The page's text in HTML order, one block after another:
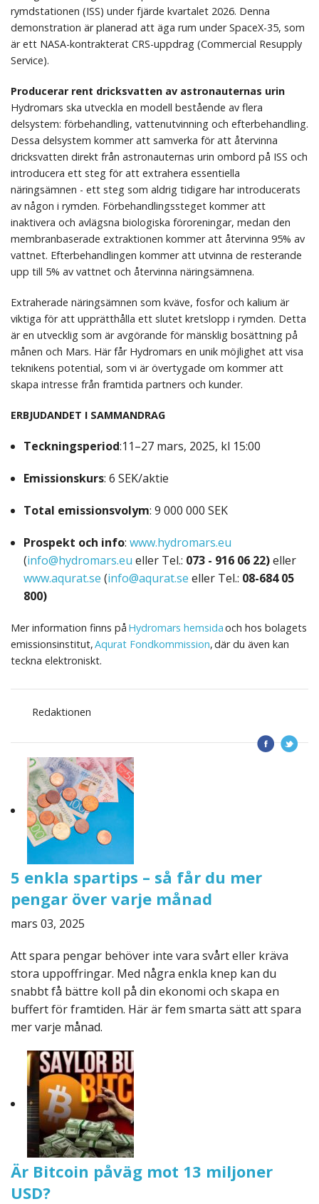
rymdstationen (ISS) under fjärde kvartalet 2026. Denna
demonstration är planerad att äga rum under SpaceX-35, som
är ett NASA-kontrakterat CRS-uppdrag (Commercial Resupply
Service).
Producerar rent dricksvatten av astronauternas urin
Hydromars ska utveckla en modell bestående av flera
delsystem: förbehandling, vattenutvinning och efterbehandling.
Dessa delsystem kommer att samverka för att återvinna
dricksvatten direkt från astronauternas urin ombord på ISS och
introducera ett steg för att extrahera essentiella
näringsämnen - ett steg som aldrig tidigare har introducerats
av någon i rymden. Förbehandlingssteget kommer att
inaktivera och avlägsna biologiska föroreningar, medan den
membranbaserade extraktionen kommer att återvinna 95% av
vattnet. Efterbehandlingen kommer att utvinna de resterande
upp till 5% av vattnet och återvinna näringsämnena.
Extraherade näringsämnen som kväve, fosfor och kalium är
viktiga för att upprätthålla ett slutet kretslopp i rymden. Detta
är en utvecklig som är avgörande för mänsklig bosättning på
månen och Mars. Här får Hydromars en unik möjlighet att visa
teknikens potential, som vi är övertygade om kommer att
skapa intresse från framtida partners och kunder.
ERBJUDANDET I SAMMANDRAG
Teckningsperiod:11–27 mars, 2025, kl 15:00
Emissionskurs: 6 SEK/aktie
Total emissionsvolym: 9 000 000 SEK
Prospekt och info: www.hydromars.eu
(info@hydromars.eu eller Tel.: 073 - 916 06 22)eller
www.aqurat.se (info@aqurat.se eller Tel.: 08-684 05
800)
Mer information finns på Hydromars hemsidaoch hos bolagets
emissionsinstitut,Aqurat Fondkommission,där du även kan
teckna elektroniskt.
Redaktionen
5 enkla spartips – så får du mer
pengar över varje månad
mars 03, 2025
Att spara pengar behöver inte vara svårt eller kräva
stora uppoffringar. Med några enkla knep kan du
snabbt få bättre koll på din ekonomi och skapa en
buffert för framtiden. Här är fem smarta sätt att spara
mer varje månad.
Är Bitcoin påväg mot 13 miljoner
USD?